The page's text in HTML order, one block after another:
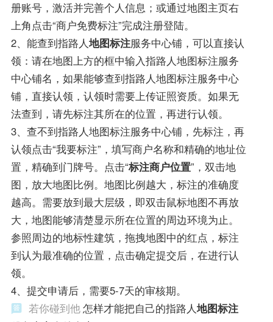
册账号，激活并完善个人信息；或通过地图主页右
上角点击“商户免费标注”完成注册登陆。
2、能查到指路人地图标注服务中心铺，可以直接认
领：请在地图上方的框中输入指路人地图标注服务
中心铺名，如果能够查到指路人地图标注服务中心
铺，直接认领，认领时需要上传证照资质。如果无
法查到，请先标注其所在的位置，再进行认领。
3、查不到指路人地图标注服务中心铺，先标注，再
认领点击“我要标注”，填写商户名称和精确的地址位
置，精确到门牌号。点击“标注商户位置”，双击地
图，放大地图比例。地图比例越大，标注的准确度
越高。需要放到最大层级，即双击鼠标地图不再放
大，地图能够清楚显示所在位置的周边环境为止。
参照周边的地标性建筑，拖拽地图中的红点，标注
到认为最准确的位置，点击确定提交后，在进行认
领。
4、提交申请后，需要5-7天的审核期。
若你碰到他怎样才能把自己的指路人地图标注